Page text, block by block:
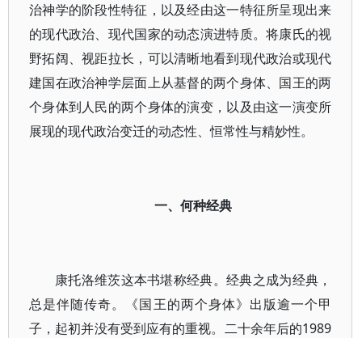
治神学的阶段性特征，以及经由这一特征所呈现出来
的现代政治、现代国家的动态演进特质。将康氏的视
野拓阔、视距拉长，可以清晰地看到现代政治或现代
建国在政治神学层面上从基督的两个身体、国王的两
个身体到人民的两个身体的演变，以及由这一演变所
展现的现代政治变迁的动态性、恒常性与精妙性。
一、何种经典
康托洛维茨这本书堪称经典。经典之成为经典，
总是伴随传奇。《国王的两个身体》出版逾一个甲
子，起初并没有受到应有的重视。二十余年后的1989